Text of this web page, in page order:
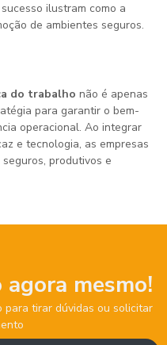
ilustram como a
de ambientes seguros.
do trabalho não é apenas
para garantir o bem-
operacional. Ao integrar
e tecnologia, as empresas
produtivos e
mesmo!
tirar dúvidas ou solicitar